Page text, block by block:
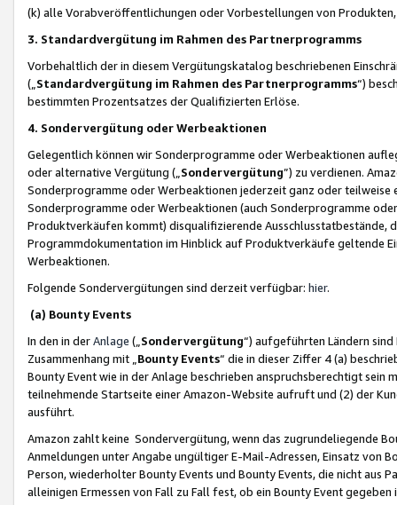
(k) alle Vorabveröffentlichungen oder Vorbestellungen von
3. Standardvergütung im Rahmen des Partnerprogramms
Vorbehaltlich der in diesem Vergütungskatalog beschriebenen
(„ Standardvergütung im Rahmen des Partnerprogramms“)
bestimmten Prozentsatzes der Qualifizierten Erlöse.
4. Sondervergütung oder Werbeaktionen
Gelegentlich können wir Sonderprogramme oder Werbeaktionen
oder alternative Vergütung („ Sondervergütung”) zu verdienen.
Sonderprogramme oder Werbeaktionen jederzeit ganz oder
Sonderprogramme oder Werbeaktionen (auch Sonderprogramme
Produktverkäufen kommt) disqualifizierende Ausschlusstatbestände,
Programmdokumentation im Hinblick auf Produktverkäufe geltende
Werbeaktionen.
Folgende Sondervergütungen sind derzeit verfügbar: hier.
(a) Bounty Events
In den in derAnlage („ Sondervergütung“) aufgeführten Ländern
Zusammenhang mit „ Bounty Events“ die in dieser Ziffer 4 (a)
Bounty Event wie in der Anlage beschrieben anspruchsberechtigt sein
teilnehmende Startseite einer Amazon-Website aufruft und (2) der
ausführt.
Amazon zahlt keine Sondervergütung, wenn das zugrundeliegende
Anmeldungen unter Angabe ungültiger E-Mail-Adressen, Einsatz von
Person, wiederholter Bounty Events und Bounty Events, die nicht
alleinigen Ermessen von Fall zu Fall fest, ob ein Bounty Event